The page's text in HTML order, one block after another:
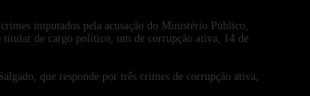
imputados pela acusação do Ministério Público,
titular de cargo político, um de corrupção ativa, 14 de
que responde por três crimes de corrupção ativa,